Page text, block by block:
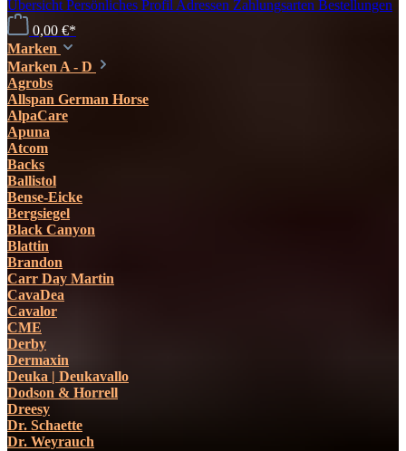
Übersicht Persönliches Profil Adressen Zahlungsarten Bestellungen
0,00 €*
Marken
Marken A - D
Agrobs
Allspan German Horse
AlpaCare
Apuna
Atcom
Backs
Ballistol
Bense-Eicke
Bergsiegel
Black Canyon
Blattin
Brandon
Carr Day Martin
CavaDea
Cavalor
CME
Derby
Dermaxin
Deuka | Deukavallo
Dodson & Horrell
Dreesy
Dr. Schaette
Dr. Weyrauch